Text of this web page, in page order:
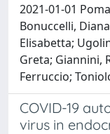
2021-01-01
Bonuccelli,
Elisabetta;
Greta; Giannini,
Ferruccio;
COVID-19
virus in